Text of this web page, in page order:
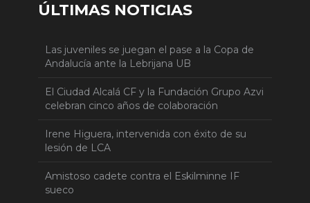
ÚLTIMAS NOTICIAS
Las juveniles se juegan el pase a la Copa de
Andalucía ante la Lebrijana UB
El Ciudad Alcalá CF y la Fundación Grupo Azvi
celebran cinco años de colaboración
Irene Higuera, intervenida con éxito de su
lesión de LCA
Amistoso cadete contra el Eskilminne IF
sueco